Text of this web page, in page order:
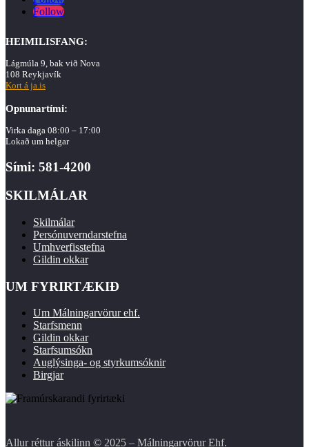
Follow
HEIMILISFANG:
Lágmúla 9, bak við Nova
108 Reykjavík
Kort á ja.is
Opnunartími:
Virka daga 08:00 – 17:00
Lokað um helgar
Sími: 581-4200
SKILMÁLAR
Skilmálar
Persónuverndarstefna
Umhverfisstefna
Gildin okkar
UM FYRIRTÆKIÐ
Um Málningarvörur ehf.
Starfsmenn
Gildin okkar
Starfsumsókn
Auglýsinga- og styrkumsóknir
Birgjar
Allur réttur áskilinn © 2025 – Málningarvörur Ehf.